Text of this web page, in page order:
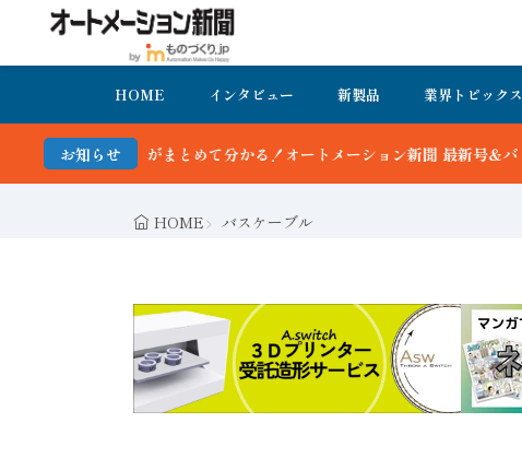
HOME インタビュー 新製品 業界トピックス
お知らせ
がまとめて分かる！オートメーション新聞 最新号＆バックナンバーを
HOME バスケーブル